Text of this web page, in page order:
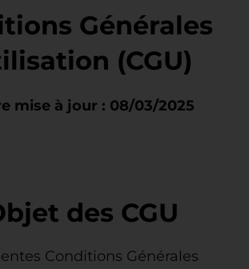
Générales
(CGU)
mise à jour : 08/03/2025
des CGU
Conditions Générales